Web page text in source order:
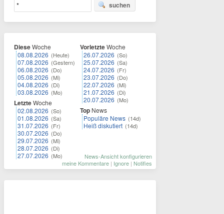
suchen
DieseWoche
08.08.2026 (Heute)
07.08.2026 (Gestern)
06.08.2026 (Do)
05.08.2026 (Mi)
04.08.2026 (Di)
03.08.2026 (Mo)
LetzteWoche
02.08.2026 (So)
01.08.2026 (Sa)
31.07.2026 (Fr)
30.07.2026 (Do)
29.07.2026 (Mi)
28.07.2026 (Di)
27.07.2026 (Mo)
VorletzteWoche
26.07.2026 (So)
25.07.2026 (Sa)
24.07.2026 (Fr)
23.07.2026 (Do)
22.07.2026 (Mi)
21.07.2026 (Di)
20.07.2026 (Mo)
Top News
Populäre News (14d)
Heiß diskutiert (14d)
News-Ansicht konfigurieren
meine Kommentare | Ignore | Notifies